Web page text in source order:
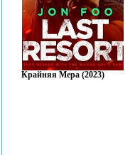
Крайняя Мера (2023)